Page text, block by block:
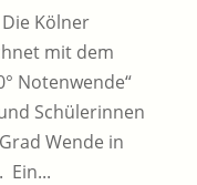
Die Kölner
mit dem
Notenwende“
Schülerinnen
Wende in
Ein...